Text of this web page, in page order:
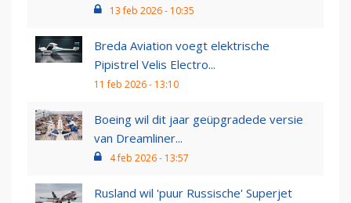
13 feb 2026 - 10:35
Breda Aviation voegt elektrische
Pipistrel Velis Electro...
11 feb 2026 - 13:10
Boeing wil dit jaar geüpgradede versie
van Dreamliner...
4 feb 2026 - 13:57
Rusland wil 'puur Russische' Superjet